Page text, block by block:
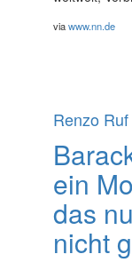
viawww.nn.de
Renzo Ruf
ein
das
nicht